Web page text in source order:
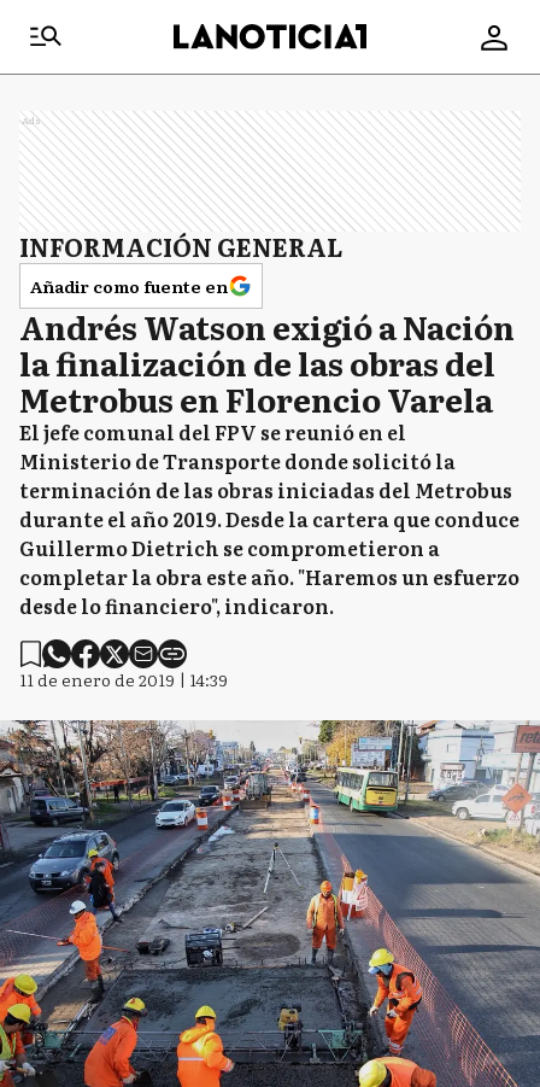
Ads
INFORMACIÓN GENERAL
Añadir como fuente en
Andrés Watson exigió a Nación
la finalización de las obras del
Metrobus en Florencio Varela
El jefe comunal del FPV se reunió en el
Ministerio de Transporte donde solicitó la
terminación de las obras iniciadas del Metrobus
durante el año 2019. Desde la cartera que conduce
Guillermo Dietrich se comprometieron a
completar la obra este año. "Haremos un esfuerzo
desde lo financiero", indicaron.
11 de enero de 2019 | 14:39